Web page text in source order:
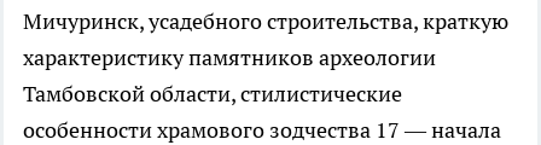
Мичуринск, усадебного строительства, краткую
характеристику памятников археологии
Тамбовской области, стилистические
особенности храмового зодчества 17 — начала